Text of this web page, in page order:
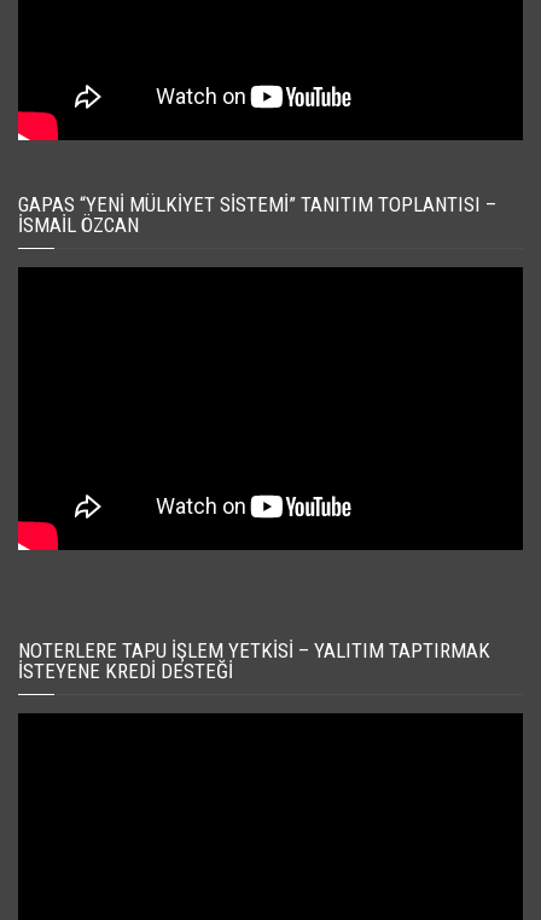
GAPAS “YENI MÜLKIYET SISTEMI” TANITIM TOPLANTISI –
İSMAIL ÖZCAN
NOTERLERE TAPU İŞLEM YETKISI – YALITIM TAPTIRMAK
İSTEYENE KREDI DESTEĞI